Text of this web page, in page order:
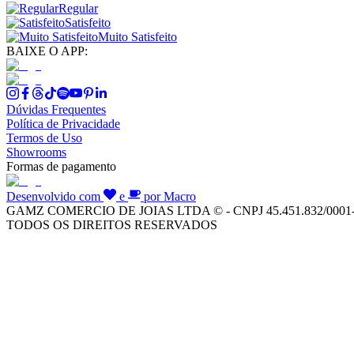
Regular
Satisfeito
Muito Satisfeito
BAIXE O APP:
Dúvidas Frequentes
Política de Privacidade
Termos de Uso
Showrooms
Formas de pagamento
Desenvolvido com e
por Macro
GAMZ COMERCIO DE JOIAS LTDA © - CNPJ 45.451.832/
TODOS OS DIREITOS RESERVADOS